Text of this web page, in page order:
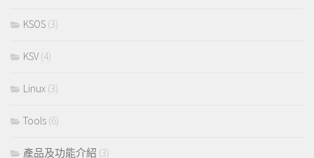
KSOS (3)
KSV (4)
Linux (3)
Tools (6)
產品及功能介紹 (3)